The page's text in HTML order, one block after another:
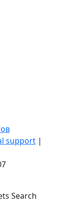
support |
Search